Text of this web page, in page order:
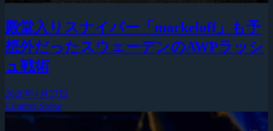
殿堂入りスナイパー「markeloff」も予
想外だったスウェーデンのAWPラッシ
ュ戦術
2026年4月27日
Counter-Strike